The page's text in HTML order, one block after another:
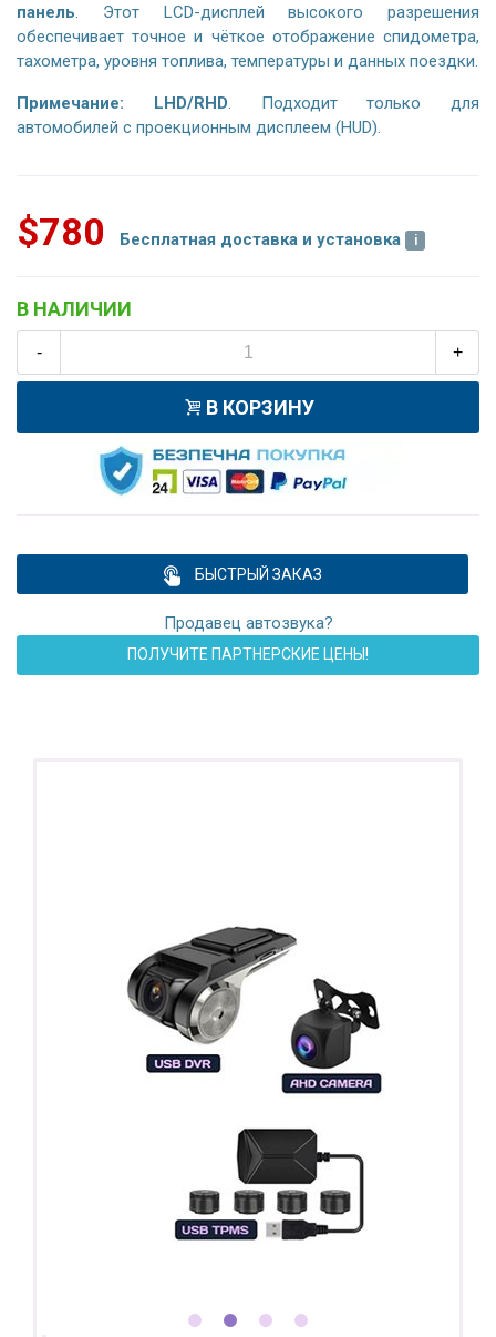
панель. Этот LCD-дисплей высокого разрешения
обеспечивает точное и чёткое отображение спидометра,
тахометра, уровня топлива, температуры и данных поездки.
Примечание: LHD/RHD. Подходит только для
автомобилей с проекционным дисплеем (HUD).
$780 Бесплатная доставка и установка
В НАЛИЧИИ
- +
В КОРЗИНУ
БЫСТРЫЙ ЗАКАЗ
Продавец автозвука?
ПОЛУЧИТЕ ПАРТНЕРСКИЕ ЦЕНЫ!